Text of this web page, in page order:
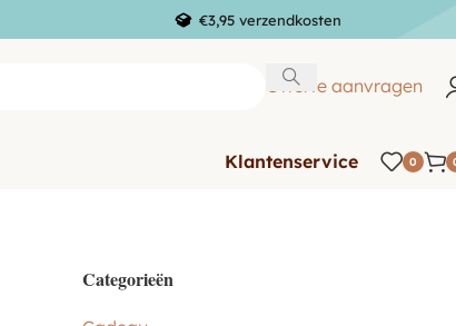
€3,95 verzendkosten
Offerte aanvragen
Klantenservice 0
Categorieën